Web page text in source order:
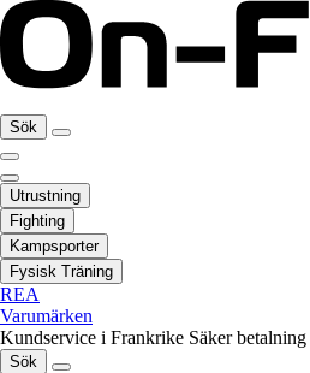
Sök
Utrustning
Fighting
Kampsporter
Fysisk Träning
REA
Varumärken
Kundservice i Frankrike Säker betalning
Sök